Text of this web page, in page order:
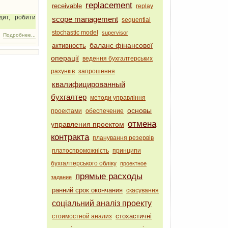
робити
Подробнее...
receivable replacement replay
scope management sequential
stochastic model
supervisor
активность баланс фінансової
операції ведення бухгалтерських
рахунків запрошення
квалифицированный
бухгалтер методи управління
проектами обеспечение основы
управления проектом отмена
контракта планування резервів
платоспроможність принципи
бухгалтерського обліку проектное
задание прямые расходы
ранний срок окончания скасування
соціальний аналіз проекту
стоимостной анализ стохастичні